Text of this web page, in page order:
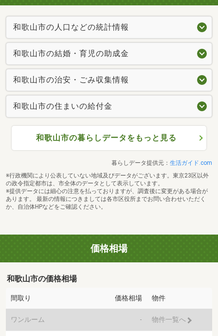
和歌山市の人口などの統計情報
和歌山市の結婚・育児の助成金
和歌山市の治安・ごみ収集情報
和歌山市の住まいの給付金
和歌山市の暮らしデータをもっと見る
暮らしデータ提供元： 生活ガイド.com
※行政機関により公表していない地域及びデータがございます。東京23区以外
の政令指定都市は、市全体のデータとして表示しています。
※提供データには細心の注意を払っておりますが、調査後に変更がある場合が
あります。 最新の情報につきましては各市区役所までお問い合わせいただく
か、自治体HPなどをご確認ください。
価格相場
和歌山市の価格相場
間取り 価格相場 物件
ワンルーム - 物件一覧へ